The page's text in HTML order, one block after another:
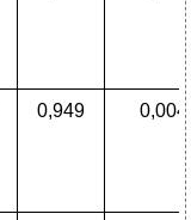
0,949 0,004